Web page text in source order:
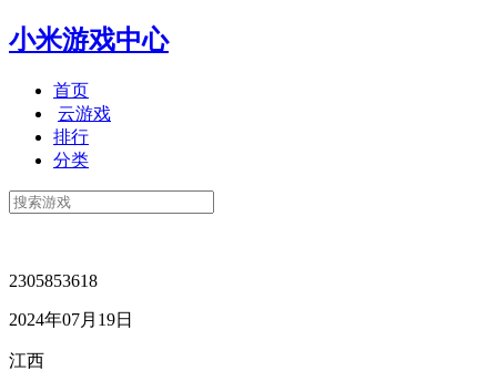
小米游戏中心
首页
云游戏
排行
分类
2305853618
2024年07月19日
江西